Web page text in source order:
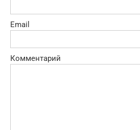
Email
Комментарий